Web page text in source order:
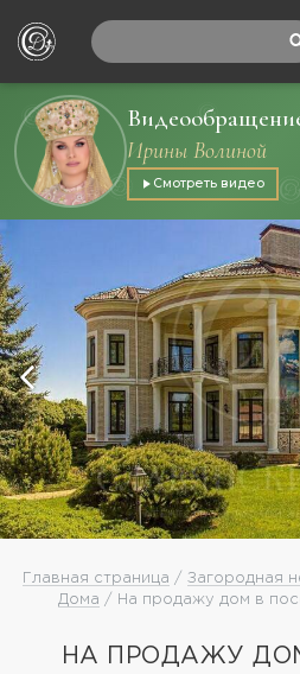
Ирины Волиной
Смотреть видео
Главная страница / Загородная
Дома / На продажу дом в
НА ПРОДАЖУ